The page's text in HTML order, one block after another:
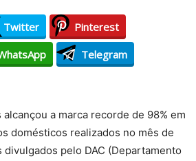
Twitter
Pinterest
Telegram
alcançou a marca recorde de 98% em
domésticos realizados no mês de
divulgados pelo DAC (Departamento